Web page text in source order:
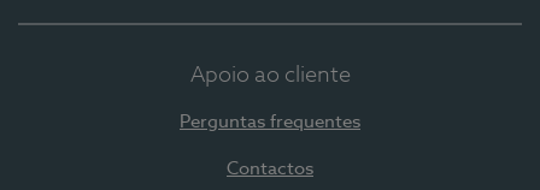
Apoio ao cliente
Perguntas frequentes
Contactos